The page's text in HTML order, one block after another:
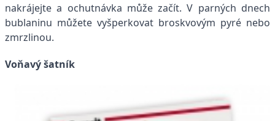
nakrájejte a ochutnávka může začít. V parných dnech
bublaninu můžete vyšperkovat broskvovým pyré nebo
zmrzlinou.
Voňavý šatník